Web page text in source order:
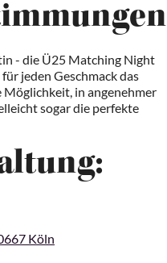
- die Ü25 Matching Night
jeden Geschmack das
Möglichkeit, in angenehmer
sogar die perfekte
Köln